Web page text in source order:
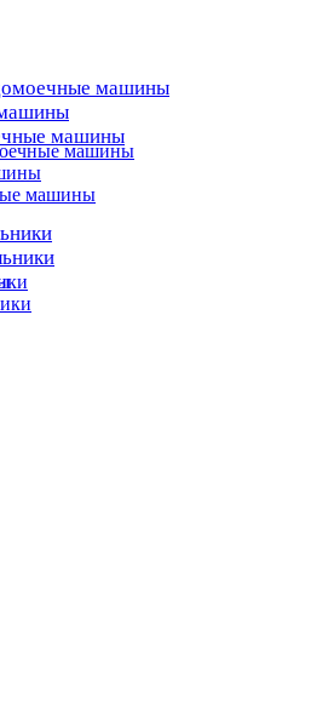
машины
машины
машины
машины